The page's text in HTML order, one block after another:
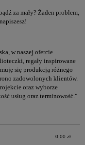
za mały? Żaden problem,
w naszej ofercie
regały inspirowane
się produkcją różnego
zadowolonych klientów.
oraz wyborze
usług oraz terminowość."
0,00 zł